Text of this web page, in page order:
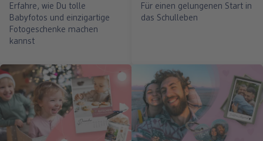
Erfahre, wie Du tolle
Babyfotos und einzigartige
Fotogeschenke machen
kannst
Für einen gelungenen Start in
das Schulleben